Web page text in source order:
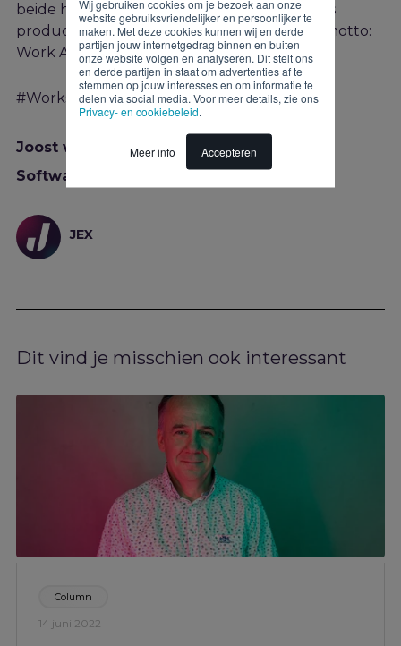
Wij gebruiken cookies om je bezoek aan onze
website gebruiksvriendelijker en persoonlijker te
maken. Met deze cookies kunnen wij en derde
partijen jouw internetgedrag binnen en buiten
onze website volgen en analyseren. Dit stelt ons
en derde partijen in staat om advertenties af te
stemmen op jouw interesses en om informatie te
delen via social media. Voor meer details, zie ons
Privacy- en cookiebeleid.
Meer info Accepteren
beide handen aangrijp om te zorgen dat ons
productlandschap zich ook houdt aan ons motto:
Work As One.
#WorksAsOne001
Joost van Bruggen
Software Test Engineer
JEX
Dit vind je misschien ook interessant
Column
14 juni 2022